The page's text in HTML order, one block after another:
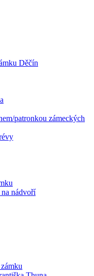
Děčín
patronkou zámeckých
na nádvoří